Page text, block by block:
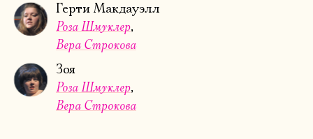
Герти Макдауэлл
Роза Шмуклер
Вера Строкова
Зоя
Роза Шмуклер
Вера Строкова